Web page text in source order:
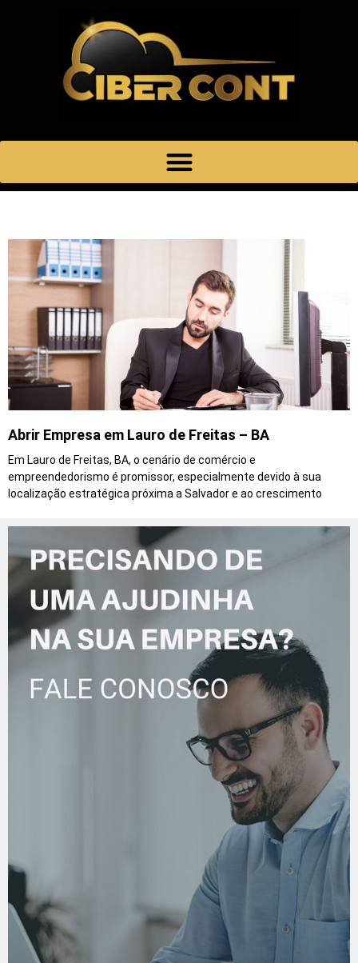
Abrir Empresa em Lauro de Freitas – BA
Em Lauro de Freitas, BA, o cenário de comércio e
empreendedorismo é promissor, especialmente devido à sua
localização estratégica próxima a Salvador e ao crescimento